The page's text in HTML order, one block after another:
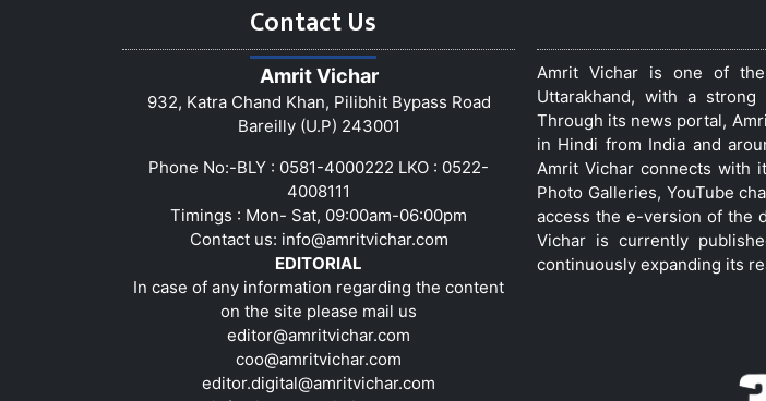
Contact Us
Amrit Vichar
932, Katra Chand Khan, Pilibhit Bypass Road
Bareilly (U.P) 243001
Phone No:-BLY : 0581-4000222 LKO : 0522-
4008111
Timings : Mon- Sat, 09:00am-06:00pm
Contact us: info@amritvichar.com
EDITORIAL
In case of any information regarding the content
on the site please mail us
editor@amritvichar.com
coo@amritvichar.com
editor.digital@amritvichar.com
Amrit Vichar is one of
Uttarakhand, with a
Through its news portal,
in Hindi from India and
Amrit Vichar connects with
Photo Galleries, YouTube
access the e-version of the
Vichar is currently
continuously expanding its